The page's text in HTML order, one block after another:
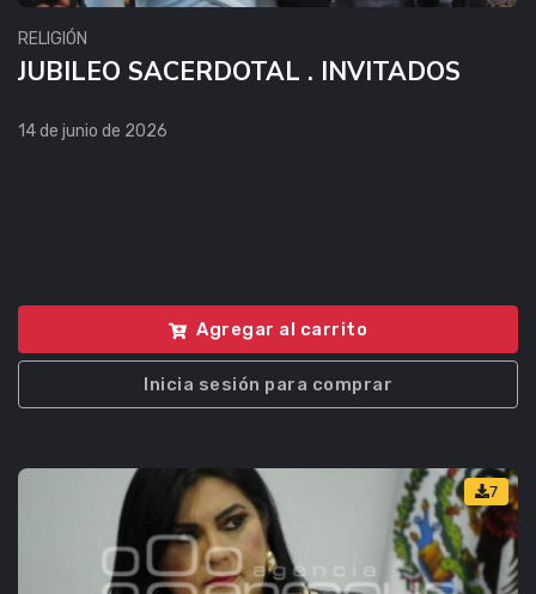
RELIGIÓN
JUBILEO SACERDOTAL . INVITADOS
14 de junio de 2026
Agregar al carrito
Inicia sesión para comprar
7